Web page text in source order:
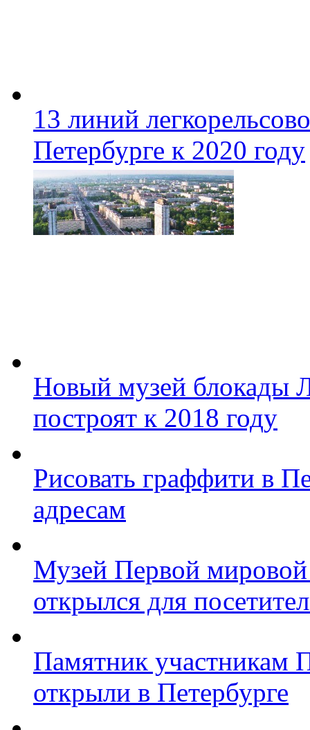
13 линий
Петербурге к 2020 году
Новый музей блокады
построят к 2018 году
Рисовать граффити в
адресам
Музей Первой
открылся для
Памятник участникам
открыли в Петербурге